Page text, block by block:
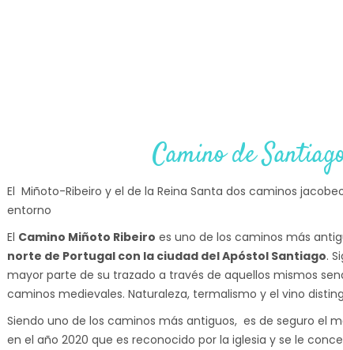
Camino de
El Miñoto-Ribeiro y el de la Reina Santa dos caminos
entorno
El Camino Miñoto Ribeiro es uno de los caminos más
norte de Portugal con la ciudad del Apóstol Santiago.
mayor parte de su trazado a través de aquellos mismos
caminos medievales. Naturaleza, termalismo y el vino
Siendo uno de los caminos más antiguos, es de seguro el
en el año 2020 que es reconocido por la iglesia y se le